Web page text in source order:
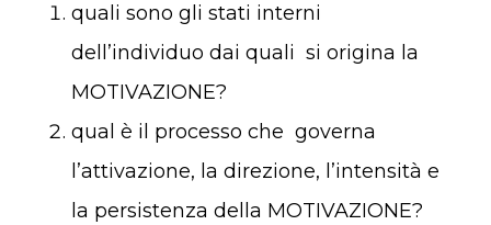
quali sono gli stati interni
dell’individuo dai quali si origina la
MOTIVAZIONE?
qual è il processo che governa
l’attivazione, la direzione, l’intensità e
la persistenza della MOTIVAZIONE?